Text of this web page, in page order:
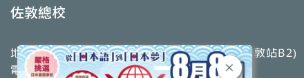
佐敦總校
地址：九龍佐敦道9-11號高基大廈2樓全層 (佐敦站B2)
電話：2770 0993